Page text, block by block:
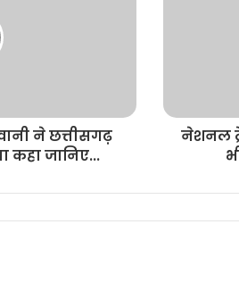
ने छत्तीसगढ़
कहा जानिए...
नेशनल